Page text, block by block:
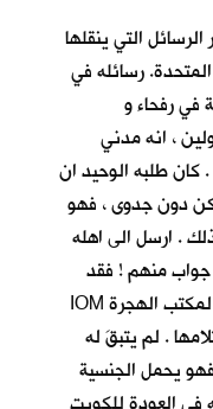
التي ينقلها
رسائله في
في رفحاء و
، انه مدني
كان طلبه الوحيد ان
دون جدوى ، فهو
. ارسل الى اهله
منهم ! فقد
كانوا يخبرونه انه لا يوجد من يحضر لمكتب الهجرة IOM
. لم يتبقَ له
يحمل الجنسية